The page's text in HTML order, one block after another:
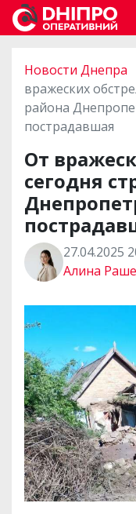
Новости Днепра
вражеских
района
пострадавшая
От
сегодня
27.04.2025
Алина